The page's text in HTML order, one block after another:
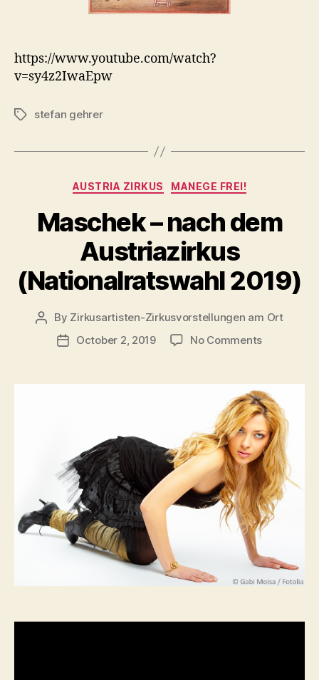
https://www.youtube.com/watch?
v=sy4z2IwaEpw
Tagsstefan gehrer
Categories
AUSTRIA ZIRKUS MANEGE FREI!
Maschek – nach dem
Austriazirkus
(Nationalratswahl 2019)
Post
author
By Zirkusartisten-Zirkusvorstellungen am Ort
PostOctober 2, 2019 No Commentson
nach
dem
2019)